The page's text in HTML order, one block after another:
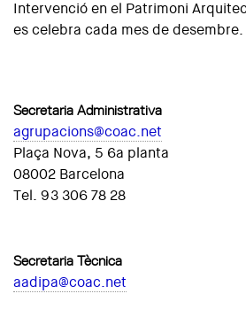
Intervenció en el Patrimoni
es celebra cada mes de desembre.
Secretaria Administrativa
agrupacions@coac.net
Plaça Nova, 5 6a planta
08002 Barcelona
Tel. 93 306 78 28
Secretaria Tècnica
aadipa@coac.net